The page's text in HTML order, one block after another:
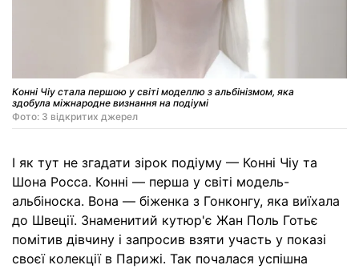
Конні Чіу стала першою у світі моделлю з альбінізмом, яка
здобула міжнародне визнання на подіумі
Фото: З відкритих джерел
І як тут не згадати зірок подіуму — Конні Чіу та
Шона Росса. Конні — перша у світі модель-
альбіноска. Вона — біженка з Гонконгу, яка виїхала
до Швеції. Знаменитий кутюр'є Жан Поль Готьє
помітив дівчину і запросив взяти участь у показі
своєї колекції в Парижі. Так почалася успішна